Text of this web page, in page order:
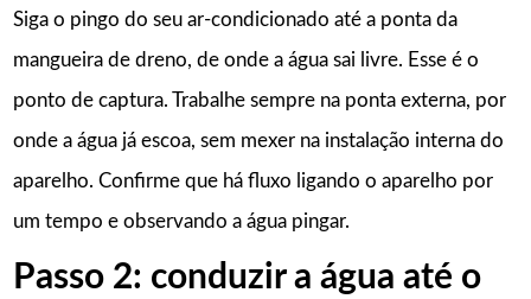
Siga o pingo do seu ar-condicionado até a ponta da
mangueira de dreno, de onde a água sai livre. Esse é o
ponto de captura. Trabalhe sempre na ponta externa, por
onde a água já escoa, sem mexer na instalação interna do
aparelho. Confirme que há fluxo ligando o aparelho por
um tempo e observando a água pingar.
Passo 2: conduzir a água até o